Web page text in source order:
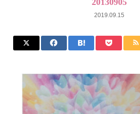
20130905
2019.09.15